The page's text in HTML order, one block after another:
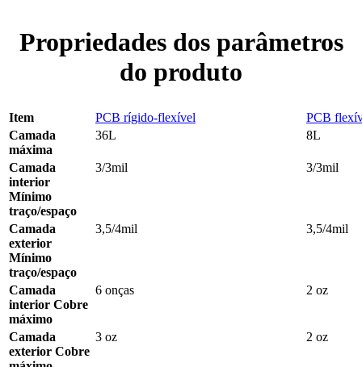
Propriedades dos parâmetros
do produto
Item PCB rígido-flexível
PCB
Camada
máxima
36L 8L
Camada
interior
Mínimo
traço/espaço
3/3mil 3/3mil
Camada
exterior
Mínimo
traço/espaço
3,5/4mil 3,5/4mil
Camada
interior Cobre
máximo
6 onças 2 oz
Camada
exterior Cobre
3 oz 2 oz